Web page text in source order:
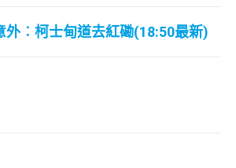
外︰柯士甸道去紅磡(18:50最新)